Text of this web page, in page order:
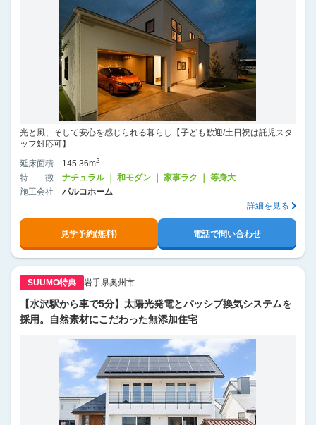
光と風、そして安心を感じられる暮らし【子ども歓迎/土日祝は託児スタ
ッフ対応可】
延床面積
145.36m2
特徴
ナチュラル ｜ 和モダン ｜ 家事ラク ｜ 等身大
施工会社
パルコホーム
詳細を見る
見学予約(無料) 電話で問い合わせ
SUUMO特典 岩手県奥州市
【水沢駅から車で5分】太陽光発電とパッシブ換気システムを
採用。自然素材にこだわった無添加住宅